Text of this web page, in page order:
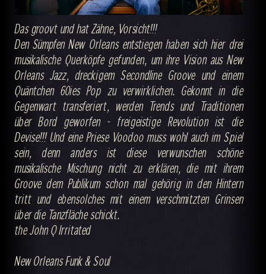
Das groovt und hat Zähne, Vorsicht!!!
Den Sümpfen New Orleans entstiegen haben sich hier drei
musikalische Querköpfe gefunden, um ihre Vision aus New
Orleans Jazz, dreckigem Secondline Groove und einem
Quäntchen 60ies Pop zu verwirklichen. Gekonnt in die
Gegenwart transferiert, werden Trends und Traditionen
über Bord geworfen - freigeistige Revolution ist die
Devise!!! Und eine Priese Voodoo muss wohl auch im Spiel
sein, denn anders ist diese verwunschen schöne
musikalische Mischung nicht zu erklären, die mit ihrem
Groove dem Publikum schon mal gehörig in den Hintern
tritt und ebensolches mit einem verschmitzten Grinsen
über die Tanzfläche schickt.
the John Q Irritated
New Orleans Funk & Soul